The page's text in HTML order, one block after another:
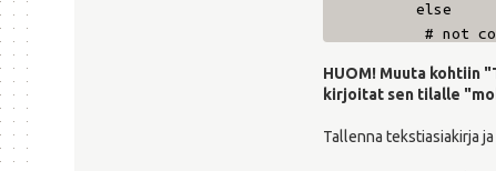
else
# not
fi
done
# now once GSM
HUOM! Muuta kohtiin
kirjoitat sen tilalle
Tallenna tekstiasiakirja